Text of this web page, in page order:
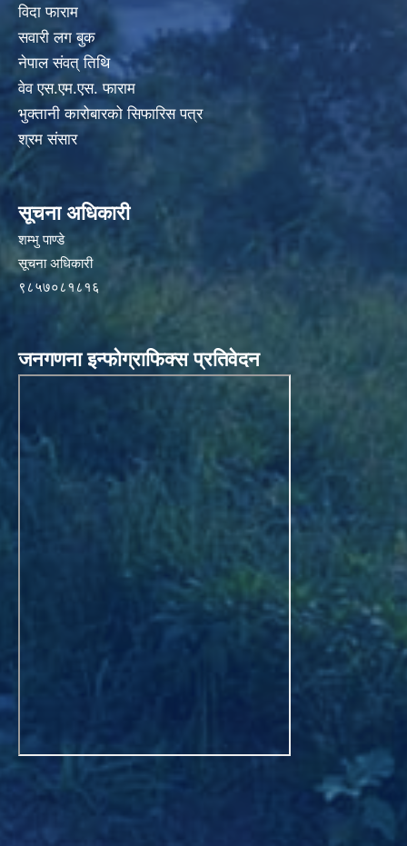
विदा फाराम
सवारी लग बुक
नेपाल संवत् तिथि
वेव एस.एम.एस. फाराम
भुक्तानी कारोबारको सिफारिस पत्र
श्रम संसार
सूचना अधिकारी
शम्भु पाण्डे
सूचना अधिकारी
९८५७०८१८१६
जनगणना इन्फोग्राफिक्स प्रतिवेदन